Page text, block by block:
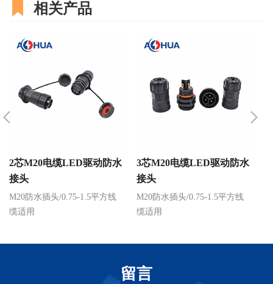
相关产品
2芯M20电缆LED驱动防水
接头
M20防水插头/0.75-1.5平方线
缆适用
3芯M20电缆LED驱动防水
接头
M20防水插头/0.75-1.5平方线
缆适用
留言